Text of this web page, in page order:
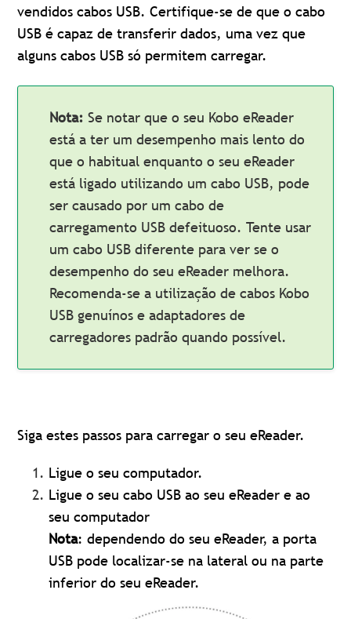
vendidos cabos USB. Certifique-se de que o cabo
USB é capaz de transferir dados, uma vez que
alguns cabos USB só permitem carregar.
Nota: Se notar que o seu Kobo eReader
está a ter um desempenho mais lento do
que o habitual enquanto o seu eReader
está ligado utilizando um cabo USB, pode
ser causado por um cabo de
carregamento USB defeituoso. Tente usar
um cabo USB diferente para ver se o
desempenho do seu eReader melhora.
Recomenda-se a utilização de cabos Kobo
USB genuínos e adaptadores de
carregadores padrão quando possível.
Siga estes passos para carregar o seu eReader.
Ligue o seu computador.
Ligue o seu cabo USB ao seu eReader e ao
seu computador
Nota: dependendo do seu eReader, a porta
USB pode localizar-se na lateral ou na parte
inferior do seu eReader.